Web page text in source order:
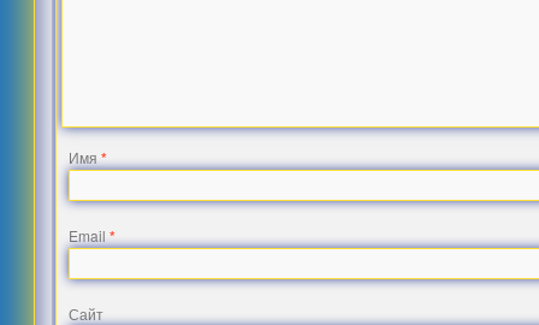
Имя*
Email*
Сайт